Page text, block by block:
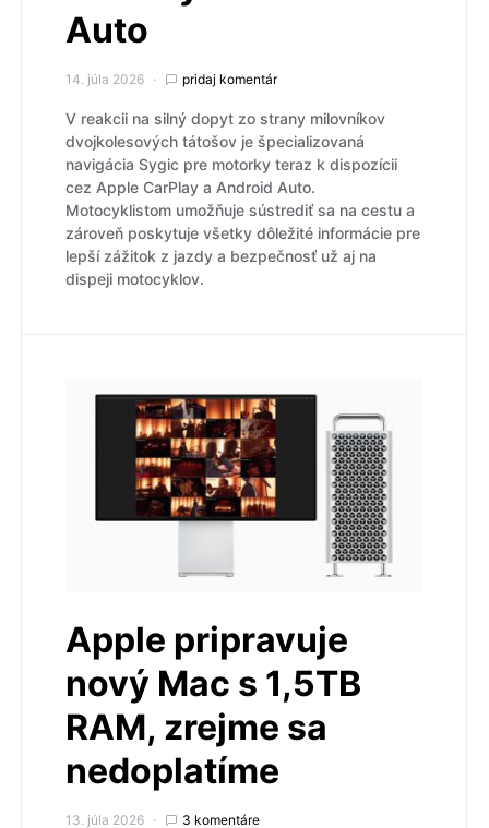
Auto
14. júla 2026 pridaj komentár
V reakcii na silný dopyt zo strany milovníkov
dvojkolesových tátošov je špecializovaná
navigácia Sygic pre motorky teraz k dispozícii
cez Apple CarPlay a Android Auto.
Motocyklistom umožňuje sústrediť sa na cestu a
zároveň poskytuje všetky dôležité informácie pre
lepší zážitok z jazdy a bezpečnosť už aj na
dispeji motocyklov.
Apple pripravuje
nový Mac s 1,5TB
RAM, zrejme sa
nedoplatíme
13. júla 2026 3 komentáre